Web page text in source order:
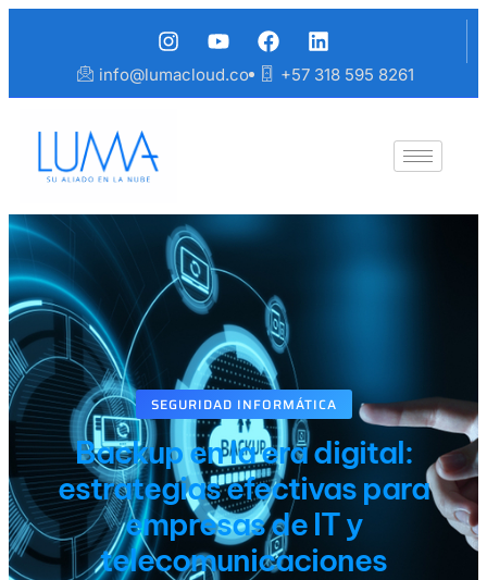
info@lumacloud.co +57 318 595 8261
SEGURIDAD INFORMÁTICA
Backup en la era digital:
estrategias efectivas para
empresas de IT y
telecomunicaciones